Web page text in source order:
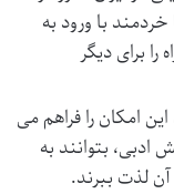
با ورود به
برای دیگر
امکان را فراهم می
بتوانند به
آن لذت ببرند.